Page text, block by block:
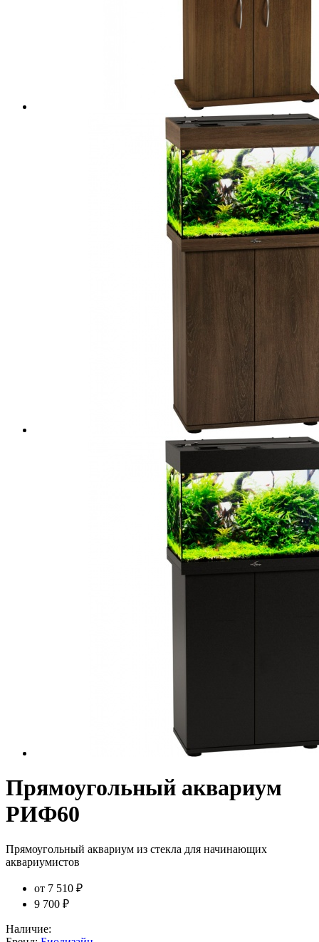
Прямоугольный аквариум
РИФ60
Прямоугольный аквариум из стекла для начинающих
аквариумистов
от 7 510 ₽
9 700 ₽
Наличие: